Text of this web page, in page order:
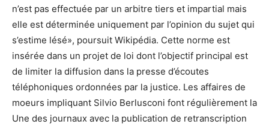
n’est pas effectuée par un arbitre tiers et impartial mais
elle est déterminée uniquement par l’opinion du sujet qui
s’estime lésé», poursuit Wikipédia. Cette norme est
insérée dans un projet de loi dont l’objectif principal est
de limiter la diffusion dans la presse d’écoutes
téléphoniques ordonnées par la justice. Les affaires de
moeurs impliquant Silvio Berlusconi font régulièrement la
Une des journaux avec la publication de retranscription